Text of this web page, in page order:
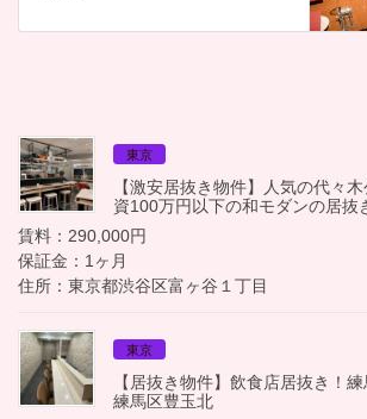
東京
【激安居抜き物件】人気の代々
資100万円以下の和モダンの居抜
賃料：290,000円
保証金：1ヶ月
住所：東京都渋谷区富ヶ谷１丁目
東京
【居抜き物件】飲食店居抜き！
練馬区豊玉北